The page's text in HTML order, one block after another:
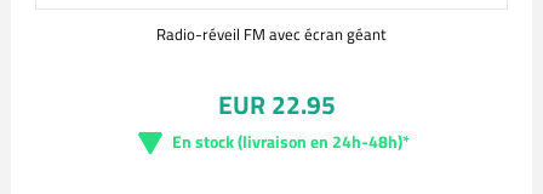
Radio-réveil FM avec écran géant
EUR 22.95
En stock (livraison en 24h-48h)*